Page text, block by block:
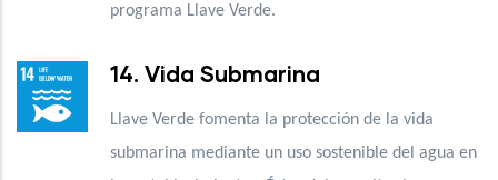
programa Llave Verde.
14. Vida Submarina
Llave Verde fomenta la protección de la vida
submarina mediante un uso sostenible del agua en